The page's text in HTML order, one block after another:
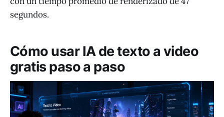
segundos.
Cómo usar IA de texto a video
gratis paso a paso